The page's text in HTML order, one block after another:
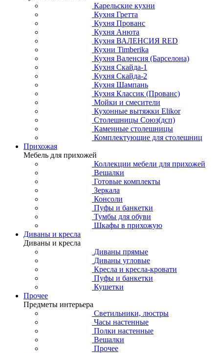
Карельские кухни
Кухня Гретта
Кухня Прованс
Кухня Анюта
Кухня ВАЛЕНСИЯ RED
Кухни Timberika
Кухня Валенсия (Барселона)
Кухня Скайда-1
Кухня Скайда-2
Кухня Шампань
Кухня Классик (Прованс)
Мойки и смесители
Кухонные вытяжки Elikor
Столешницы Союз(дсп)
Каменные столешницы
Комплектующие для столешниц
Прихожая
Мебель для прихожей
Коллекции мебели для прихожей
Вешалки
Готовые комплекты
Зеркала
Консоли
Пуфы и банкетки
Тумбы для обуви
Шкафы в прихожую
Диваны и кресла
Диваны и кресла
Диваны прямые
Диваны угловые
Кресла и кресла-кровати
Пуфы и банкетки
Кушетки
Прочее
Предметы интерьера
Светильники, люстры
Часы настенные
Полки настенные
Вешалки
Прочее